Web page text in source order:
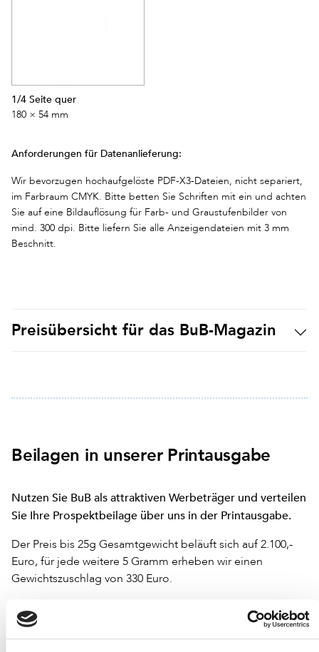
1/4 Seite quer
180 × 54 mm
Anforderungen für Datenanlieferung:
Wir bevorzugen hochaufgelöste PDF-X3-Dateien, nicht separiert,
im Farbraum CMYK. Bitte betten Sie Schriften mit ein und achten
Sie auf eine Bildauflösung für Farb- und Graustufenbilder von
mind. 300 dpi. Bitte liefern Sie alle Anzeigendateien mit 3 mm
Beschnitt.
Preisübersicht für das BuB-Magazin
Beilagen in unserer Printausgabe
Nutzen Sie BuB als attraktiven Werbeträger und verteilen
Sie Ihre Prospektbeilage über uns in der Printausgabe.
Der Preis bis 25g Gesamtgewicht beläuft sich auf 2.100,-
Euro, für jede weitere 5 Gramm erheben wir einen
Gewichtszuschlag von 330 Euro.
sich zzgl. gesetzlich gültiger Mehrwertsteuer. Für die
Abwicklung von Anzeigenaufträgen und Beilagen gelten